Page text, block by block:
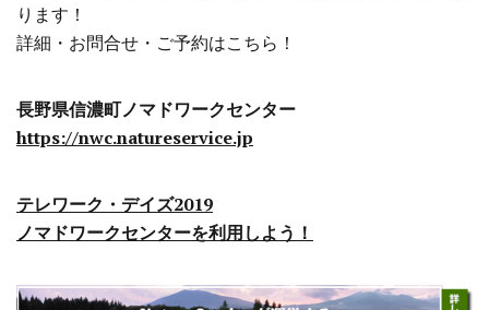
ります！
詳細・お問合せ・ご予約はこちら！
長野県信濃町ノマドワークセンター
https://nwc.natureservice.jp
テレワーク・デイズ2019
ノマドワークセンターを利用しよう！